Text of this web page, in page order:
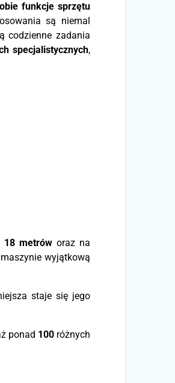
funkcje sprzętu
są niemal
codzienne zadania
specjalistycznych,
18 metróworaz na
wyjątkową
staje się jego
ponad 100różnych